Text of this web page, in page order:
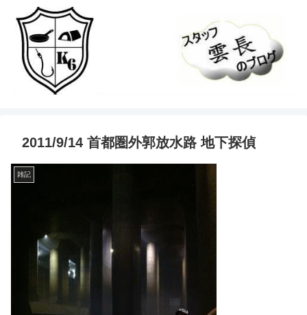
2011/9/14 首都圏外郭放水路 地下探偵
雑記